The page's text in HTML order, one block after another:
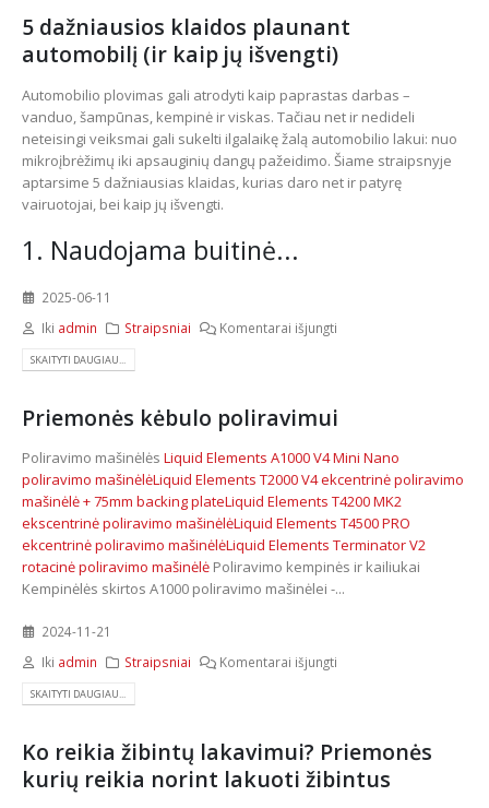
5 dažniausios klaidos plaunant
automobilį (ir kaip jų išvengti)
Automobilio plovimas gali atrodyti kaip paprastas darbas –
vanduo, šampūnas, kempinė ir viskas. Tačiau net ir nedideli
neteisingi veiksmai gali sukelti ilgalaikę žalą automobilio lakui: nuo
mikroįbrėžimų iki apsauginių dangų pažeidimo. Šiame straipsnyje
aptarsime 5 dažniausias klaidas, kurias daro net ir patyrę
vairuotojai, bei kaip jų išvengti.
1. Naudojama buitinė...
2025-06-11
Iki admin Straipsniai Komentarai išjungti
SKAITYTI DAUGIAU...
Priemonės kėbulo poliravimui
Poliravimo mašinėlės Liquid Elements A1000 V4 Mini Nano
poliravimo mašinėlėLiquid Elements T2000 V4 ekcentrinė poliravimo
mašinėlė + 75mm backing plateLiquid Elements T4200 MK2
ekscentrinė poliravimo mašinėlėLiquid Elements T4500 PRO
ekcentrinė poliravimo mašinėlėLiquid Elements Terminator V2
rotacinė poliravimo mašinėlė Poliravimo kempinės ir kailiukai
Kempinėlės skirtos A1000 poliravimo mašinėlei -...
2024-11-21
Iki admin Straipsniai Komentarai išjungti
SKAITYTI DAUGIAU...
Ko reikia žibintų lakavimui? Priemonės
kurių reikia norint lakuoti žibintus